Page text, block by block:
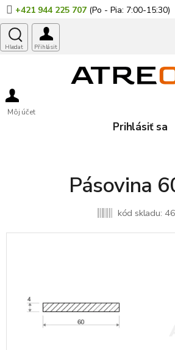
Prejsť
na
obsah
+421 944 225 707
Môj účet
Prihlásiť sa
Pásovina
kód skladu: